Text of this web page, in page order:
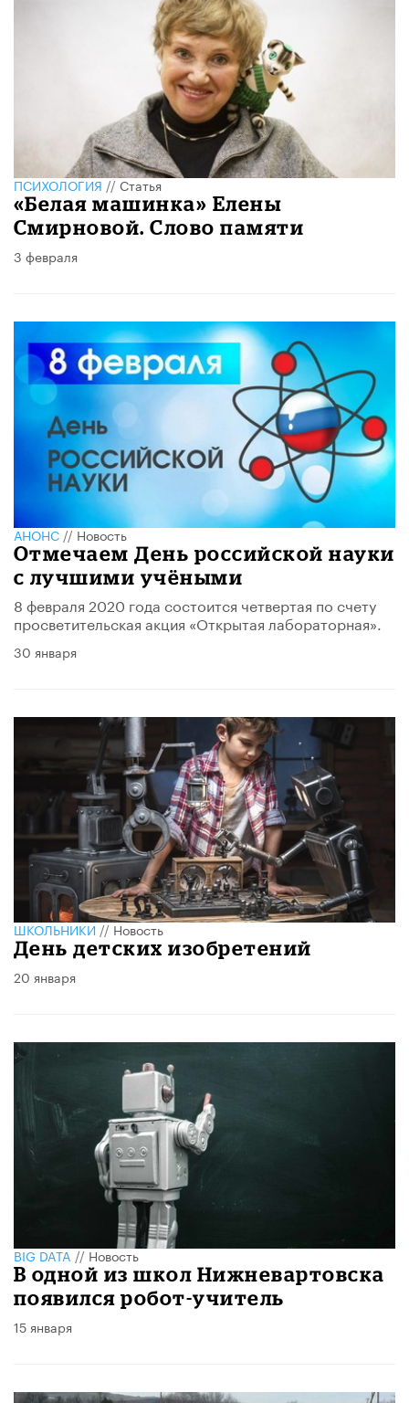
ПСИХОЛОГИЯ//Статья
«Белая машинка» Елены
Смирновой. Слово памяти
3 февраля
АНОНС//Новость
Отмечаем День российской науки
с лучшими учёными
8 февраля 2020 года состоится четвертая по счету
просветительская акция «Открытая лабораторная».
30 января
ШКОЛЬНИКИ//Новость
День детских изобретений
20 января
BIG DATA//Новость
В одной из школ Нижневартовска
появился робот-учитель
15 января